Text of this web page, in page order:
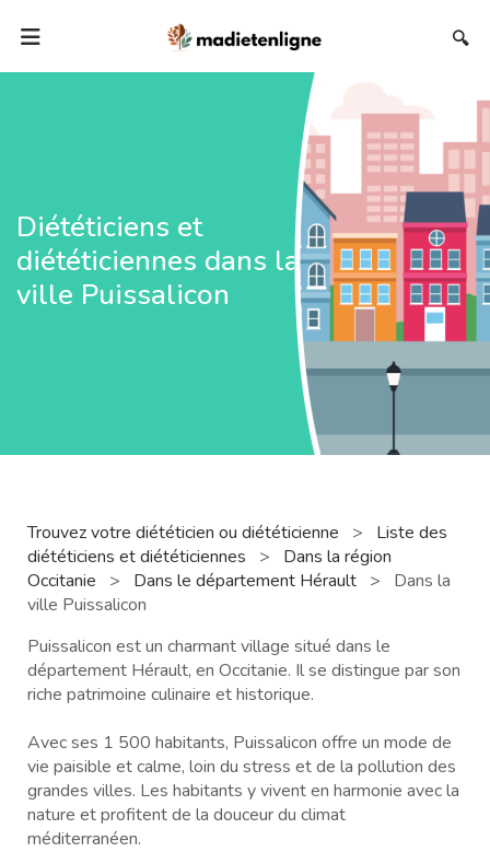
🔍
Diététiciens et
diététiciennes dans la
ville Puissalicon
Trouvez votre diététicien ou diététicienne >
Liste des
diététiciens et diététiciennes
>
Dans la région
Occitanie
> Dans le département Hérault >
Dans la
ville Puissalicon
Puissalicon est un charmant village situé dans le
département Hérault, en Occitanie. Il se distingue par son
riche patrimoine culinaire et historique.
Avec ses 1 500 habitants, Puissalicon offre un mode de
vie paisible et calme, loin du stress et de la pollution des
grandes villes. Les habitants y vivent en harmonie avec la
nature et profitent de la douceur du climat
méditerranéen.